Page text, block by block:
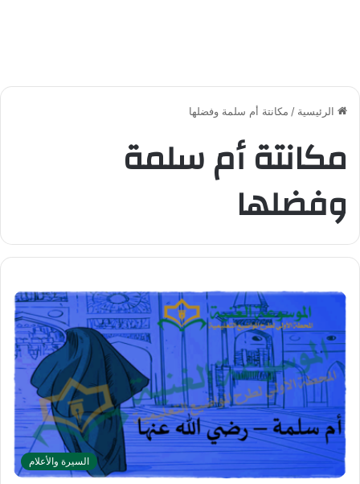
الرئيسية / مكانتة أم سلمة وفضلها
مكانتة أم سلمة
وفضلها
السيرة والأعلام